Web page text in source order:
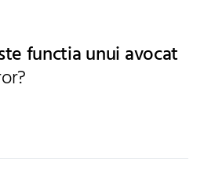
functia unui avocat